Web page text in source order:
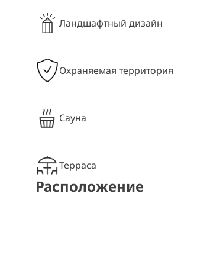
Ландшафтный дизайн
Охраняемая территория
Сауна
Терраса
Расположение